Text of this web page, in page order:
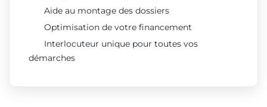
Aide au montage des dossiers
Optimisation de votre financement
Interlocuteur unique pour toutes vos
démarches